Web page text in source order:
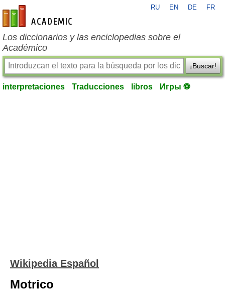
es-academic.com
RU EN DE FR
Los diccionarios y las enciclopedias sobre el
Académico
¡Buscar!
interpretaciones Traducciones libros Игры ⚽
Wikipedia Español
Motrico